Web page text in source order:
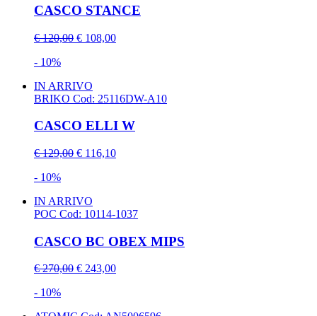
CASCO STANCE
€ 120,00 € 108,00
- 10%
IN ARRIVO
BRIKO Cod: 25116DW-A10
CASCO ELLI W
€ 129,00 € 116,10
- 10%
IN ARRIVO
POC Cod: 10114-1037
CASCO BC OBEX MIPS
€ 270,00 € 243,00
- 10%